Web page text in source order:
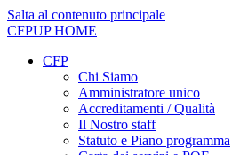
Salta al contenuto principale
CFPUPHOME
CFP
Chi Siamo
Amministratore unico
Accreditamenti / Qualità
Il Nostro staff
Statuto e Piano programma